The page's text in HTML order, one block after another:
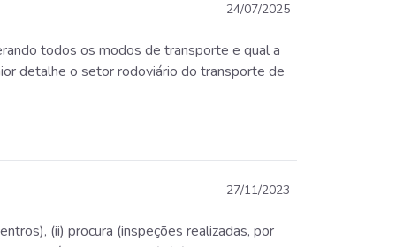
24/07/2025
todos os modos de transporte e qual a
detalhe o setor rodoviário do transporte de
27/11/2023
(ii) procura (inspeções realizadas, por